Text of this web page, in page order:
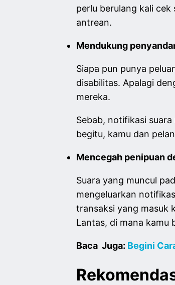
perlu berulang kali
antrean.
Mendukung
Siapa pun punya
disabilitas. Apalagi
mereka.
Sebab, notifikasi
begitu, kamu dan
Mencegah penipuan
Suara yang muncul
mengeluarkan
transaksi yang masuk
Lantas, di mana kamu
Baca Juga: Begini